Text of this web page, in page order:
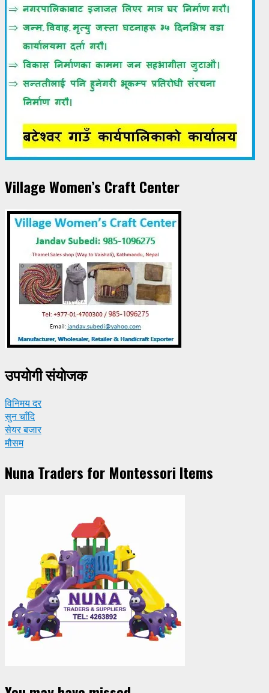
Village Women’s Craft Center
उपयाेगी संयाेजक
विनिमय दर
सुन चाँदि
सेयर बजार
मौसम
Nuna Traders for Montessori Items